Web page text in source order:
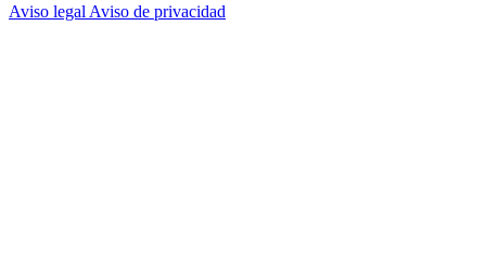
Aviso legal Aviso de privacidad